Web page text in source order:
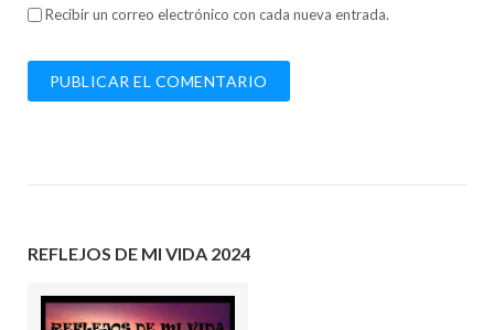
Recibir un correo electrónico con cada nueva entrada.
REFLEJOS DE MI VIDA 2024